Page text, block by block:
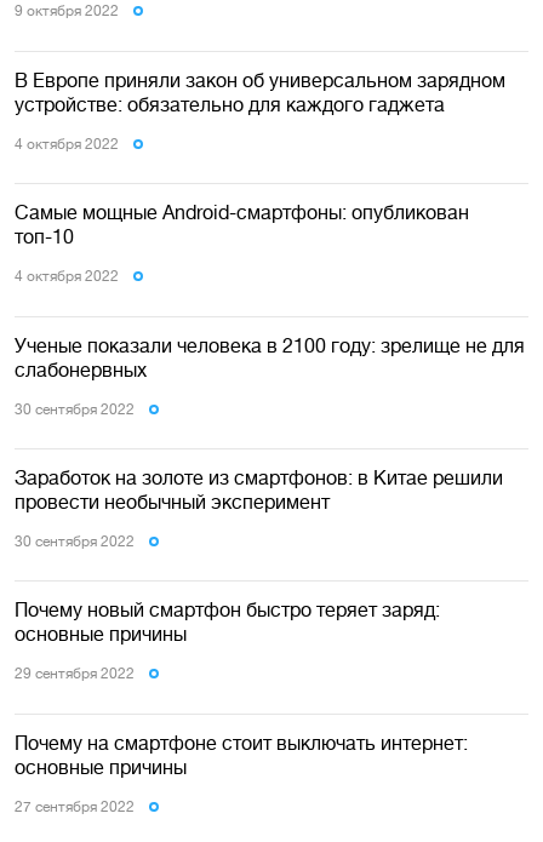
9 октября 2022
В Европе приняли закон об универсальном зарядном
устройстве: обязательно для каждого гаджета
4 октября 2022
Самые мощные Android-смартфоны: опубликован
топ-10
4 октября 2022
Ученые показали человека в 2100 году: зрелище не для
слабонервных
30 сентября 2022
Заработок на золоте из смартфонов: в Китае решили
провести необычный эксперимент
30 сентября 2022
Почему новый смартфон быстро теряет заряд:
основные причины
29 сентября 2022
Почему на смартфоне стоит выключать интернет:
основные причины
27 сентября 2022